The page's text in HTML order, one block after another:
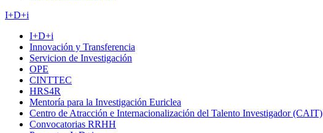
I+D+i
I+D+i
Innovación y Transferencia
Servicion de Investigación
OPE
CINTTEC
HRS4R
Mentoría para la Investigación Euriclea
Centro de Atracción e Internacionalización del Talento Investigador (CAIT)
Convocatorias RRHH